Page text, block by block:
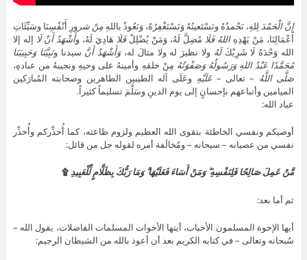
إِنَّ الْحَمْدَ لِلهِ، نَحْمدُهُ ونَسْتَعينُهُ وَنَسْتَغْفِرُهُ، وَنَعُوذُ باللهِ مِنْ شر ورِ أَنْفُسِنَا وسَيِّئَاتِ
أَعْمَالِنَا، مَنْ يَهْدِهِاللهُ فَلَا مُضِلَّ لَهُ، وَمَنْ يُضْلِلْفَلَا هَادِيَ لَهُ، وأَشْهَدُ أَنْ لَا إله إلا
الله وَحْدَهُ لَا شَرِيْكَلَهُ ولا نظيرَ له ولا مثالَ له،وَأَشْهَدُ أَنَّ سيدنا ونَبِيَّنَا وَحَبِيبَنَا
مُحَمَّدًا عَبْدُ اللهِ وَرَسُولُهُ وَصَفْوَتُهُ مِنْ خلقهِ وأمينهُ على وحيهِ ونجيبهُ من عبادهِ،
صَلَّى اللَّهُ – تعالى –عَلَيْهِ وعَلَى آله الطيبين الطاهرين وصحابته المُبارَكين
الميامين وأتباعهم بإحسانٍ إلى يوم الدينِ وسَلَّمَ تسليماً كثيراً.
عباد الله:
أوصيكم ونفسي الخاطئة بتقوى الله العظيم ولزوم طاعته، كما أُحذِّركم وأُحذِّر
نفسي من عصيانه – سبحانه – ومُخالَفة أمره لقوله جل من قائل:
مَّنْ عَمِلَ صَالِحًا فَلِنَفْسِهِ ۖ وَمَنْ أَسَاءَ فَعَلَيْهَا ۗ وَمَا رَبُّكَ بِظَلَّامٍ لِّلْعَبِيدِ۩
ثم أما بعد:
أيها الإخوة المسلمون الأحباب، أيتها الأخوات المسلمات الفاضلات، يقول الله –
سُبحانه وتعالى – في كتابه الكريم بعد أن أعوذ بالله من الشيطان الرجيم: